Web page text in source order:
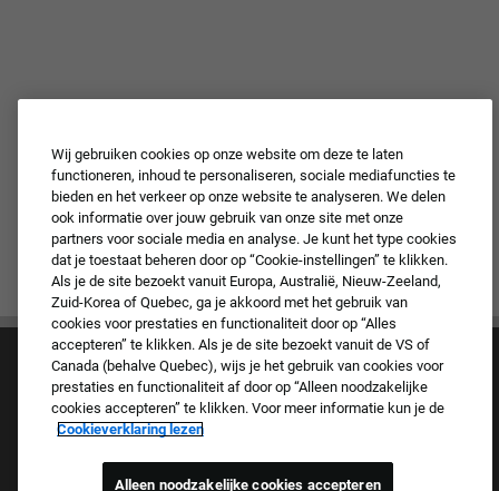
Wij gebruiken cookies op onze website om deze te laten
functioneren, inhoud te personaliseren, sociale mediafuncties te
bieden en het verkeer op onze website te analyseren. We delen
ook informatie over jouw gebruik van onze site met onze
partners voor sociale media en analyse. Je kunt het type cookies
dat je toestaat beheren door op “Cookie-instellingen” te klikken.
Als je de site bezoekt vanuit Europa, Australië, Nieuw-Zeeland,
Zuid-Korea of Quebec, ga je akkoord met het gebruik van
cookies voor prestaties en functionaliteit door op “Alles
accepteren” te klikken. Als je de site bezoekt vanuit de VS of
Canada (behalve Quebec), wijs je het gebruik van cookies voor
prestaties en functionaliteit af door op “Alleen noodzakelijke
cookies accepteren” te klikken. Voor meer informatie kun je de
Cookieverklaring lezen
Alleen noodzakelijke cookies accepteren